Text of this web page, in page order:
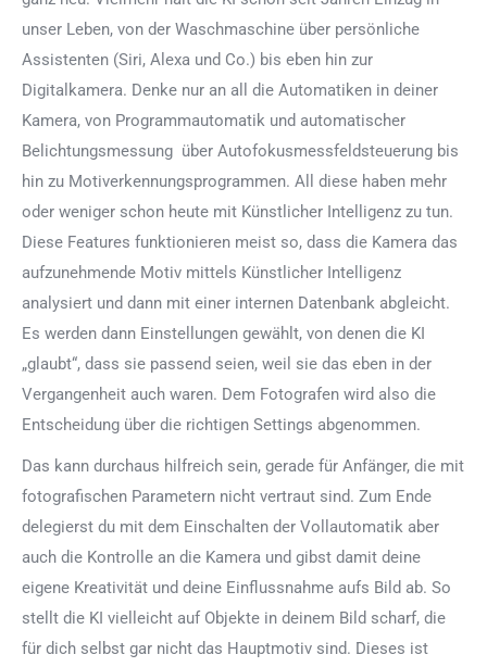
unser Leben, von der Waschmaschine über persönliche
Assistenten (Siri, Alexa und Co.) bis eben hin zur
Digitalkamera. Denke nur an all die Automatiken in deiner
Kamera, von Programmautomatik und automatischer
Belichtungsmessung über Autofokusmessfeldsteuerung bis
hin zu Motiverkennungsprogrammen. All diese haben mehr
oder weniger schon heute mit Künstlicher Intelligenz zu tun.
Diese Features funktionieren meist so, dass die Kamera das
aufzunehmende Motiv mittels Künstlicher Intelligenz
analysiert und dann mit einer internen Datenbank abgleicht.
Es werden dann Einstellungen gewählt, von denen die KI
„glaubt“, dass sie passend seien, weil sie das eben in der
Vergangenheit auch waren. Dem Fotografen wird also die
Entscheidung über die richtigen Settings abgenommen.
Das kann durchaus hilfreich sein, gerade für Anfänger, die mit
fotografischen Parametern nicht vertraut sind. Zum Ende
delegierst du mit dem Einschalten der Vollautomatik aber
auch die Kontrolle an die Kamera und gibst damit deine
eigene Kreativität und deine Einflussnahme aufs Bild ab. So
stellt die KI vielleicht auf Objekte in deinem Bild scharf, die
für dich selbst gar nicht das Hauptmotiv sind. Dieses ist